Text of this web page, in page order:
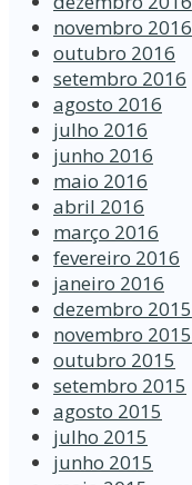
novembro 2016
outubro 2016
setembro 2016
agosto 2016
julho 2016
junho 2016
maio 2016
abril 2016
março 2016
fevereiro 2016
janeiro 2016
dezembro 2015
novembro 2015
outubro 2015
setembro 2015
agosto 2015
julho 2015
junho 2015